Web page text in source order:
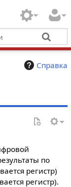
Справка
по
регистр)
регистр).